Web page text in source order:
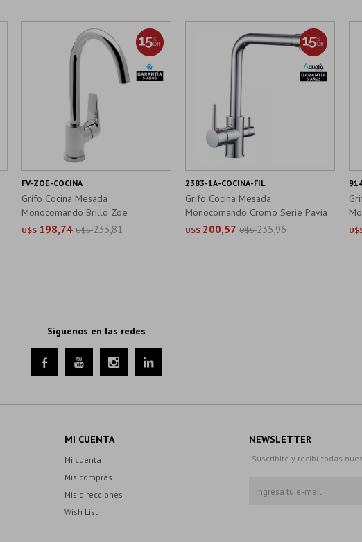
Grifo Cocina Mesada
Monocomando Brillo Zoe
U$S 198,74 U$S 233,81
FV-ZOE-COCINA
Grifo Cocina Mesada
Monocomando Cromo Serie Pavia
Pizza
U$S 200,57 U$S 235,96
2383-1A-COCINA-FIL
Síguenos en las redes
   
MI CUENTA
Mi cuenta
Mis compras
Mis direcciones
Wish List
NEWSLETTER
¡Suscribite y recibí todas